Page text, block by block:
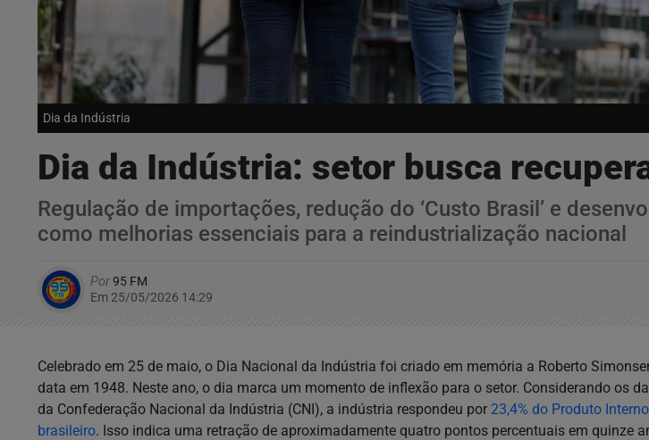
Dia da Indústria
Dia da Indústria: setor busca
Regulação de importações, redução do ‘Custo Brasil’ e
como melhorias essenciais para a reindustrialização nacional
Por95 FM
Em 25/05/2026 14:29
Celebrado em 25 de maio, o Dia Nacional da Indústria foi criado em memória a Roberto
data em 1948. Neste ano, o dia marca um momento de inflexão para o setor. Considerando os
da Confederação Nacional da Indústria (CNI), a indústria respondeu por 23,4% do Produto
brasileiro. Isso indica uma retração de aproximadamente quatro pontos percentuais em quinze